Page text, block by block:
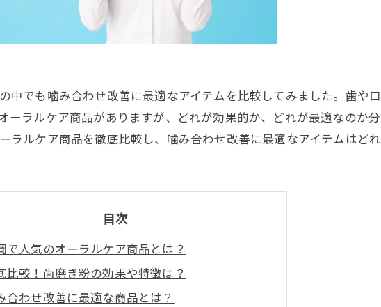
中でも噛み合わせ改善に最適なアイテムを比較してみました。歯や
ーラルケア商品がありますが、どれが効果的か、どれが最適なのか
ルケア商品を徹底比較し、噛み合わせ改善に最適なアイテムはどれ
目次
で人気のオーラルケア商品とは？
比較！歯磨き粉の効果や特徴は？
合わせ改善に最適な商品とは？